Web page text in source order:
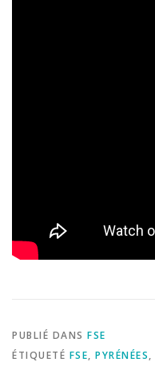
PUBLIÉ DANS FSE
ÉTIQUETÉ FSE, PYRÉNÉES,